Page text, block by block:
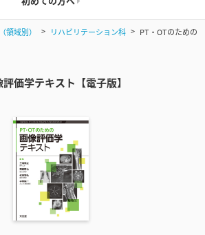
領域別） リハビリテーション科
PT・OTのための
価学テキスト【電子版】